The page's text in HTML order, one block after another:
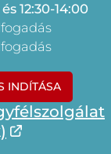
12:30-14:00
INDÍTÁSA